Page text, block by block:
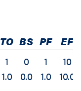
TO BS PF
EF
1
1.0
0
0.0
1
1.0
10
10.0